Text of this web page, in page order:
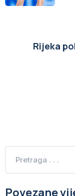
Rijeka
Povezane